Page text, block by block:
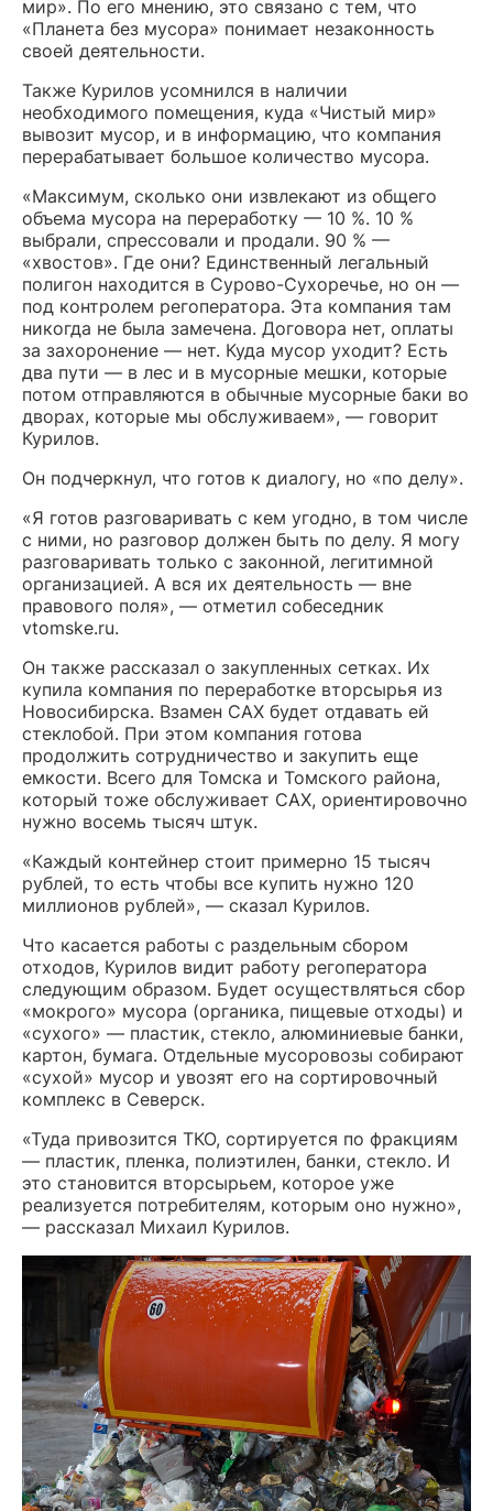
мир». По его мнению, это связано с тем, что
«Планета без мусора» понимает незаконность
своей деятельности.
Также Курилов усомнился в наличии
необходимого помещения, куда «Чистый мир»
вывозит мусор, и в информацию, что компания
перерабатывает большое количество мусора.
«Максимум, сколько они извлекают из общего
объема мусора на переработку — 10 %. 10 %
выбрали, спрессовали и продали. 90 % —
«хвостов». Где они? Единственный легальный
полигон находится в Сурово-Сухоречье, но он —
под контролем регоператора. Эта компания там
никогда не была замечена. Договора нет, оплаты
за захоронение — нет. Куда мусор уходит? Есть
два пути — в лес и в мусорные мешки, которые
потом отправляются в обычные мусорные баки во
дворах, которые мы обслуживаем», — говорит
Курилов.
Он подчеркнул, что готов к диалогу, но «по делу».
«Я готов разговаривать с кем угодно, в том числе
с ними, но разговор должен быть по делу. Я могу
разговаривать только с законной, легитимной
организацией. А вся их деятельность — вне
правового поля», — отметил собеседник
vtomske.ru.
Он также рассказал о закупленных сетках. Их
купила компания по переработке вторсырья из
Новосибирска. Взамен САХ будет отдавать ей
стеклобой. При этом компания готова
продолжить сотрудничество и закупить еще
емкости. Всего для Томска и Томского района,
который тоже обслуживает САХ, ориентировочно
нужно восемь тысяч штук.
«Каждый контейнер стоит примерно 15 тысяч
рублей, то есть чтобы все купить нужно 120
миллионов рублей», — сказал Курилов.
Что касается работы с раздельным сбором
отходов, Курилов видит работу регоператора
следующим образом. Будет осуществляться сбор
«мокрого» мусора (органика, пищевые отходы) и
«сухого» — пластик, стекло, алюминиевые банки,
картон, бумага. Отдельные мусоровозы собирают
«сухой» мусор и увозят его на сортировочный
комплекс в Северск.
«Туда привозится ТКО, сортируется по фракциям
— пластик, пленка, полиэтилен, банки, стекло. И
это становится вторсырьем, которое уже
реализуется потребителям, которым оно нужно»,
— рассказал Михаил Курилов.